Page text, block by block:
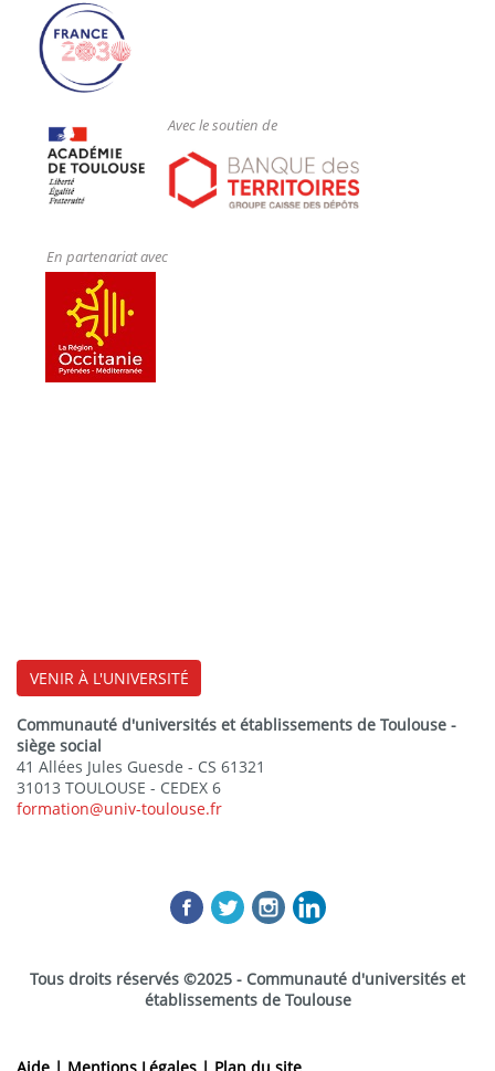
Avec le soutien de
En partenariat avec
VENIR À L'UNIVERSITÉ
Communauté d'universités et établissements de Toulouse -
siège social
41 Allées Jules Guesde - CS 61321
31013 TOULOUSE - CEDEX 6
formation@univ-toulouse.fr
Tous droits réservés ©2025 - Communauté d'universités et
établissements de Toulouse